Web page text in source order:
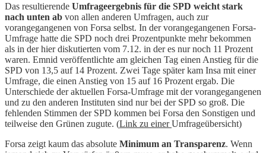
Das resultierende Umfrageergebnis für die SPD weicht stark
nach unten ab von allen anderen Umfragen, auch zur
vorangegangenen von Forsa selbst. In der vorangegangenen Forsa-
Umfrage hatte die SPD noch drei Prozentpunkte mehr bekommen
als in der hier diskutierten vom 7.12. in der es nur noch 11 Prozent
waren. Emnid veröffentlichte am gleichen Tag einen Anstieg für die
SPD von 13,5 auf 14 Prozent. Zwei Tage später kam Insa mit einer
Umfrage, die einen Anstieg von 15 auf 16 Prozent ergab. Die
Unterschiede der aktuellen Forsa-Umfrage mit der vorangegangenen
und zu den anderen Instituten sind nur bei der SPD so groß. Die
fehlenden Stimmen der SPD kommen bei Forsa den Sonstigen und
teilweise den Grünen zugute. (Link zu einerUmfrageübersicht)
Forsa zeigt kaum das absolute Minimum an Transparenz. Wenn